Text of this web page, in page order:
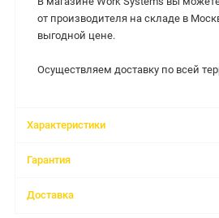
от производителя на складе в
выгодной цене.
Осуществляем доставку по всей
Характеристики
Гарантия
Доставка